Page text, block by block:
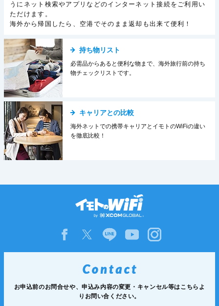
うにネット検索やアプリなどのインターネット接続をご利用い
ただけます。
海外から帰国したら、空港でそのまま返却も出来て便利！
持ち物リスト
必需品からあると便利な物まで、海外旅行前の持ち
物チェックリストです。
キャリアとの比較
海外ネットでの携帯キャリアとイモトのWiFiの違い
を徹底比較！
お申込前のお問合せや、申込み内容の変更・ キャンセル等はこちらよ
りお問い合ください。